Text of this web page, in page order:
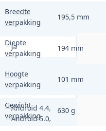
SPI Firewall
Ja
Ja
Android 4.4,
Android 5.0,
Breedte
verpakking
195,5 mm
Diepte
verpakking
194 mm
Hoogte
verpakking
101 mm
Gewicht
verpakking
630 g